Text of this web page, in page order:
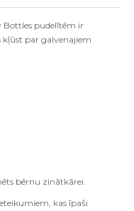
Bottles pudelītēm ir
kļūst par galvenajiem
bērnu zinātkārei.
kas īpaši